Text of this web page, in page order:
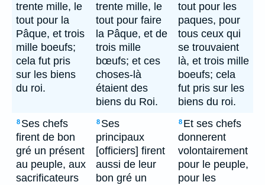
trente mille, le
tout pour la
Pâque, et trois
mille boeufs;
cela fut pris
sur les biens
du roi.
trente mille, le
tout pour faire
la Pâque, et de
trois mille
bœufs; et ces
choses-là
étaient des
biens du Roi.
tout pour les
paques, pour
tous ceux qui
se trouvaient
là, et trois mille
boeufs; cela
fut pris sur les
biens du roi.
8 Ses chefs
firent de bon
gré un présent
au peuple, aux
sacrificateurs
8 Ses
principaux
[officiers] firent
aussi de leur
bon gré un
8 Et ses chefs
donnerent
volontairement
pour le peuple,
pour les